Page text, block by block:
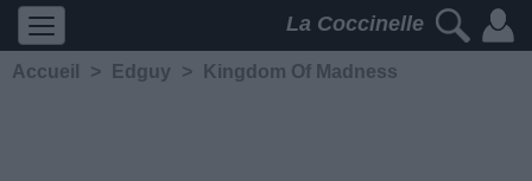
La Coccinelle
Accueil > Edguy > Kingdom Of Madness